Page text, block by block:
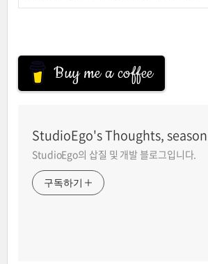
Buy me a coffee
StudioEgo's Thoughts,
StudioEgo의 삽질 및 개발 블로그입니다.
구독하기